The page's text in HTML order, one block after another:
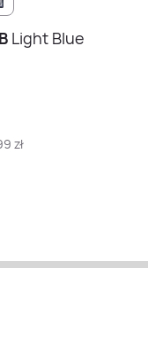
Light Blue
zł